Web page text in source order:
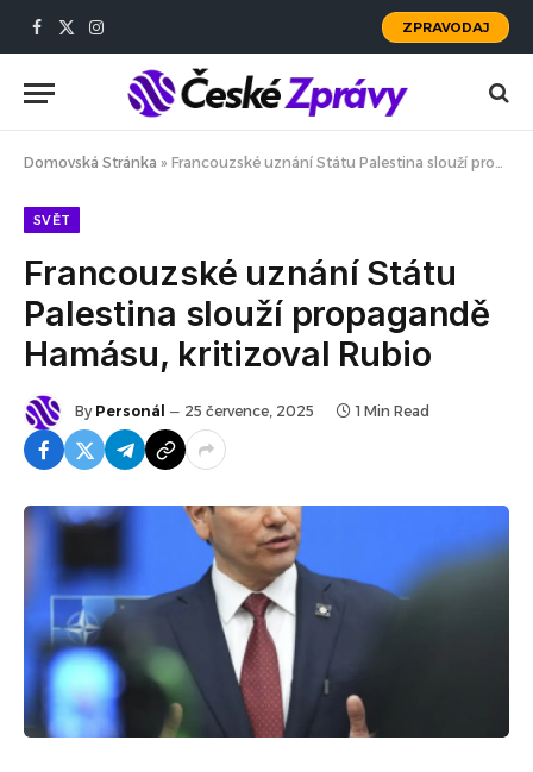
Facebook
X
Instagram
ZPRAVODAJ
Domovská Stránka » Francouzské uznání Státu Palestina slouží propagandě Hamásu, kritizoval Rubio
SVĚT
Francouzské uznání Státu
Palestina slouží propagandě
Hamásu, kritizoval Rubio
By Personál 25 července, 2025 1 Min Read